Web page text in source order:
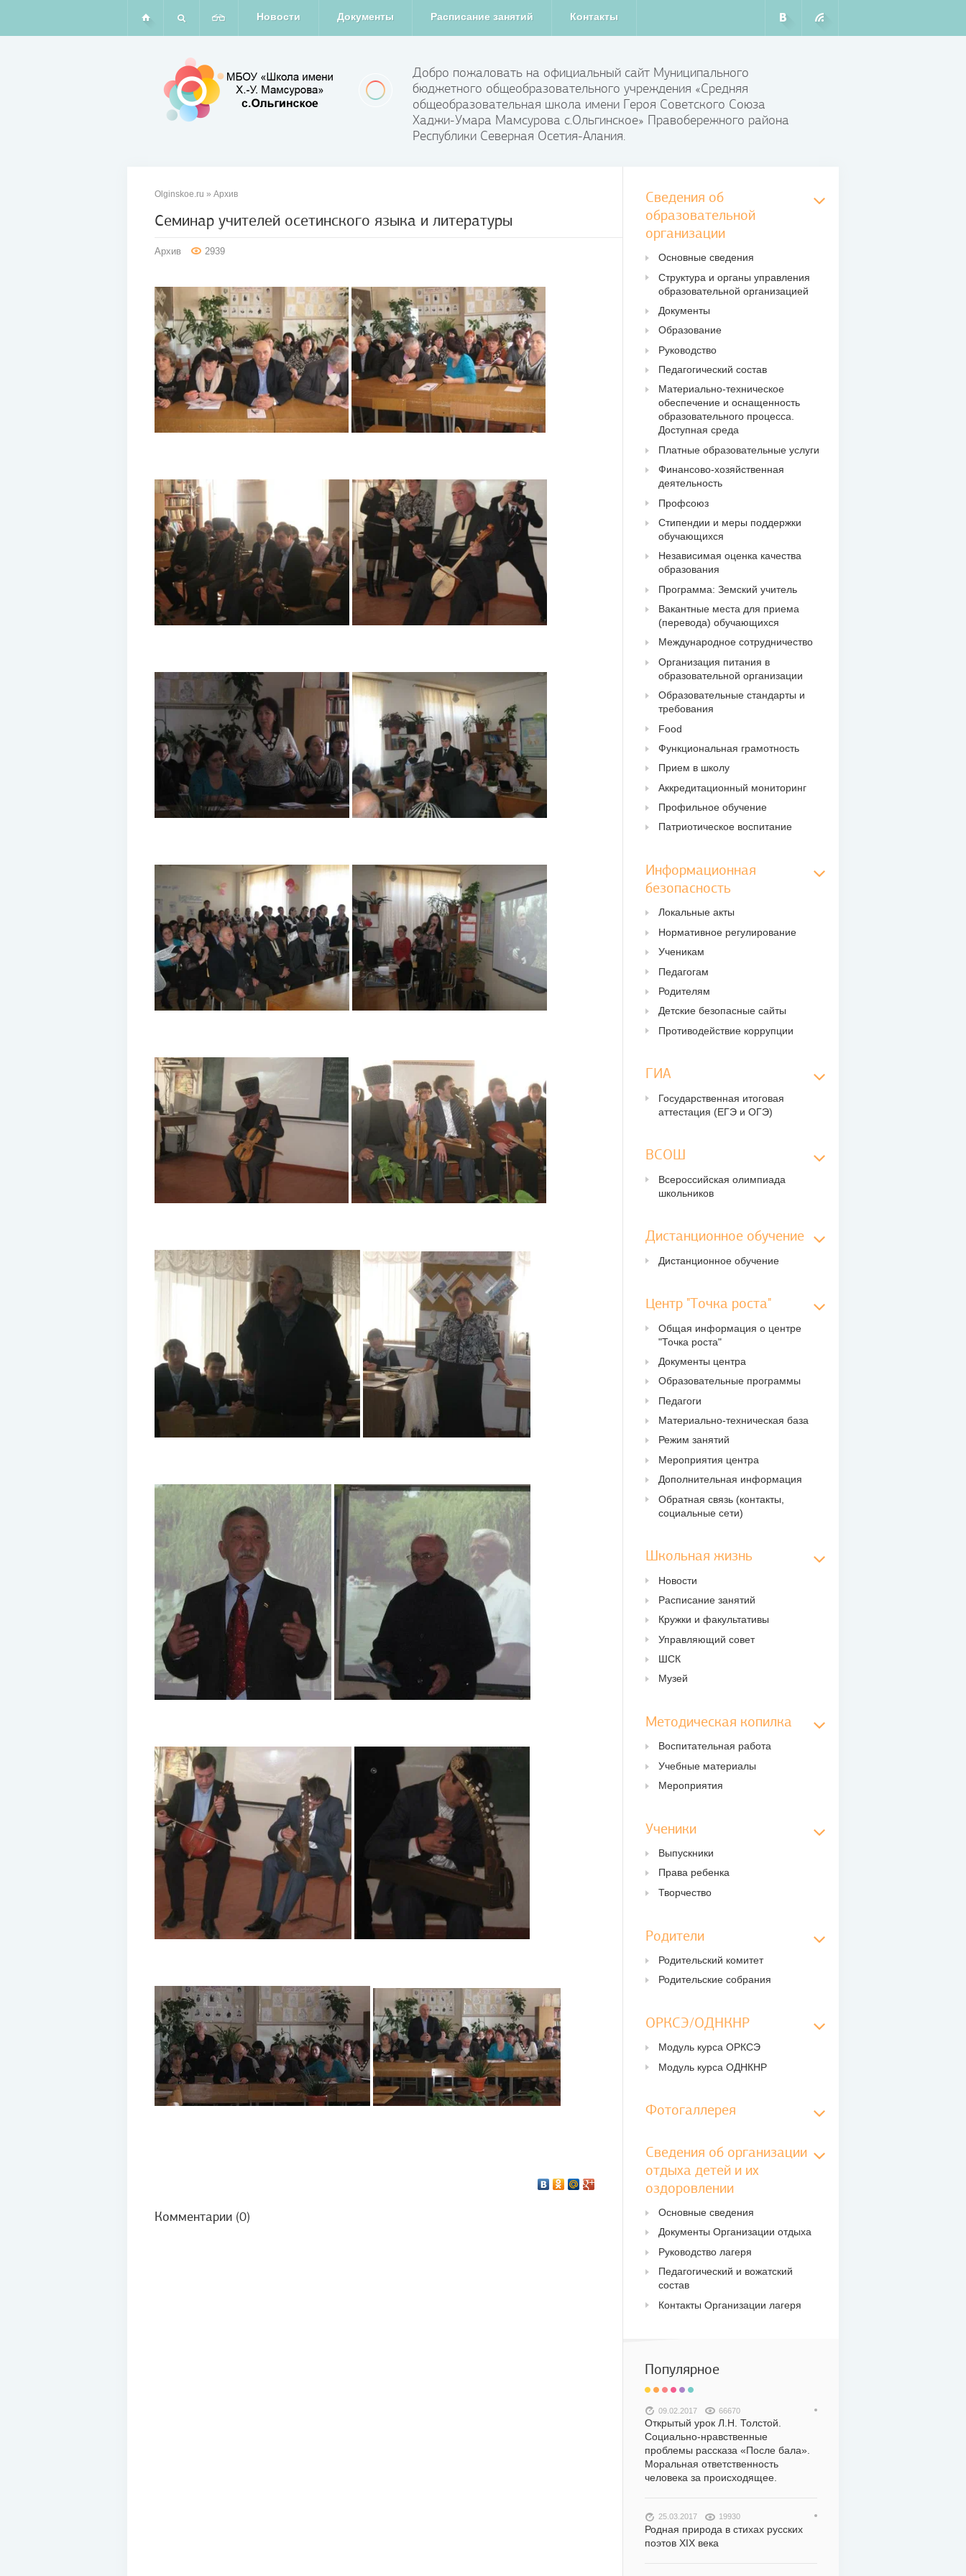
Новости Документы Расписание занятий Контакты
Добро пожаловать на официальный сайт Муниципального
бюджетного общеобразовательного учреждения «Средняя
общеобразовательная школа имени Героя Советского Союза
Хаджи-Умара Мамсурова с.Ольгинское» Правобережного района
Республики Северная Осетия-Алания.
Olginskoe.ru » Архив
Семинар учителей осетинского языка и литературы
Архив 2939
Комментарии (0)
Сведения об
образовательной
организации
Основные сведения
Структура и органы управления
образовательной организацией
Документы
Образование
Руководство
Педагогический состав
Материально-техническое
обеспечение и оснащенность
образовательного процесса.
Доступная среда
Платные образовательные услуги
Финансово-хозяйственная
деятельность
Профсоюз
Стипендии и меры поддержки
обучающихся
Независимая оценка качества
образования
Программа: Земский учитель
Вакантные места для приема
(перевода) обучающихся
Международное сотрудничество
Организация питания в
образовательной организации
Образовательные стандарты и
требования
Food
Функциональная грамотность
Прием в школу
Аккредитационный мониторинг
Профильное обучение
Патриотическое воспитание
Информационная
безопасность
Локальные акты
Нормативное регулирование
Ученикам
Педагогам
Родителям
Детские безопасные сайты
Противодействие коррупции
ГИА
Государственная итоговая
аттестация (ЕГЭ и ОГЭ)
ВСОШ
Всероссийская олимпиада
школьников
Дистанционное обучение
Дистанционное обучение
Центр "Точка роста"
Общая информация о центре
"Точка роста"
Документы центра
Образовательные программы
Педагоги
Материально-техническая база
Режим занятий
Мероприятия центра
Дополнительная информация
Обратная связь (контакты,
социальные сети)
Школьная жизнь
Новости
Расписание занятий
Кружки и факультативы
Управляющий совет
ШСК
Музей
Методическая копилка
Воспитательная работа
Учебные материалы
Мероприятия
Ученики
Выпускники
Права ребенка
Творчество
Родители
Родительский комитет
Родительские собрания
ОРКСЭ/ОДНКНР
Модуль курса ОРКСЭ
Модуль курса ОДНКНР
Фотогаллерея
Сведения об организации
отдыха детей и их
оздоровлении
Основные сведения
Документы Организации отдыха
Руководство лагеря
Педагогический и вожатский
состав
Контакты Организации лагеря
Популярное
09.02.2017 66670
Открытый урок Л.Н. Толстой.
Социально-нравственные
проблемы рассказа «После бала».
Моральная ответственность
человека за происходящее.
25.03.2017 19930
Родная природа в стихах русских
поэтов XIX века